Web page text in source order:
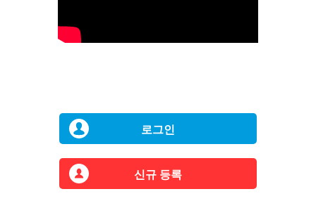
로그인
신규 등록